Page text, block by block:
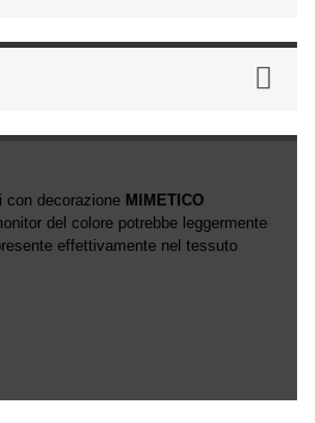
con decorazione MIMETICO
del colore potrebbe leggermente
effettivamente nel tessuto